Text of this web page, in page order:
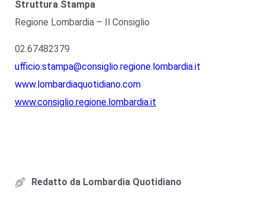
Struttura Stampa
Regione Lombardia – Il Consiglio
02.67482379
ufficio.stampa@consiglio.regione.lombardia.it
www.lombardiaquotidiano.com
www.consiglio.regione.lombardia.it
Redatto da Lombardia Quotidiano